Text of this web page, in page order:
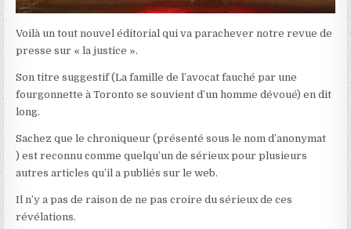
Voilà un tout nouvel éditorial qui va parachever notre revue de
presse sur « la justice ».
Son titre suggestif (La famille de l’avocat fauché par une
fourgonnette à Toronto se souvient d’un homme dévoué) en dit
long.
Sachez que le chroniqueur (présenté sous le nom d’anonymat
) est reconnu comme quelqu’un de sérieux pour plusieurs
autres articles qu’il a publiés sur le web.
Il n’y a pas de raison de ne pas croire du sérieux de ces
révélations.